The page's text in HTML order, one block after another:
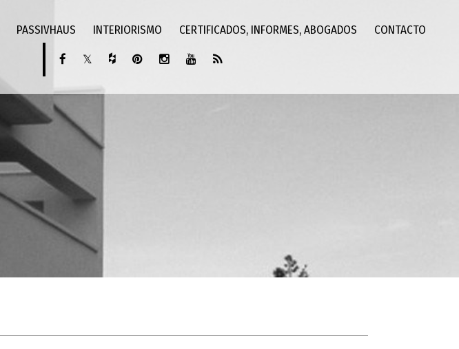
PASSIVHAUS INTERIORISMO CERTIFICADOS, INFORMES, ABOGADOS CONTACTO